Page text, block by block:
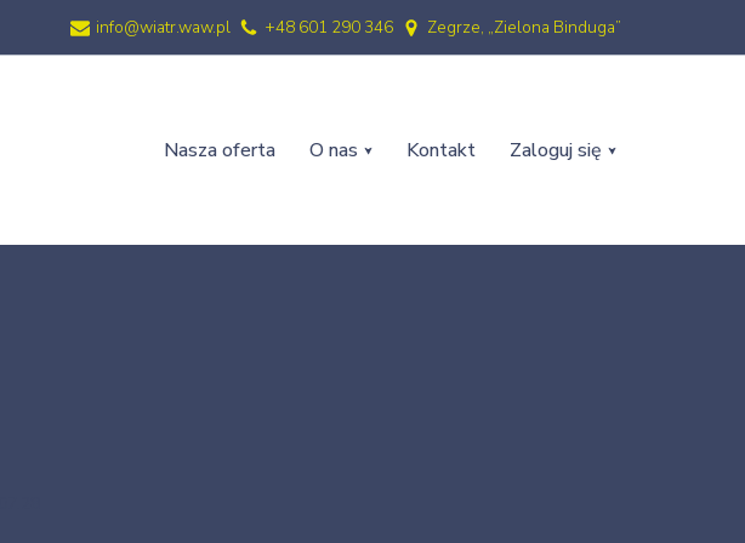
info@wiatr.waw.pl +48 601 290 346 Zegrze, „Zielona Binduga”
Nasza oferta O nas Kontakt Zaloguj się